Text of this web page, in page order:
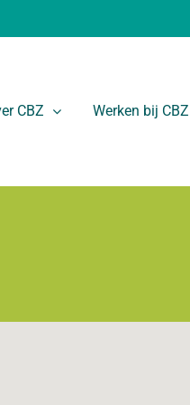
CBZ Werken bij CBZ